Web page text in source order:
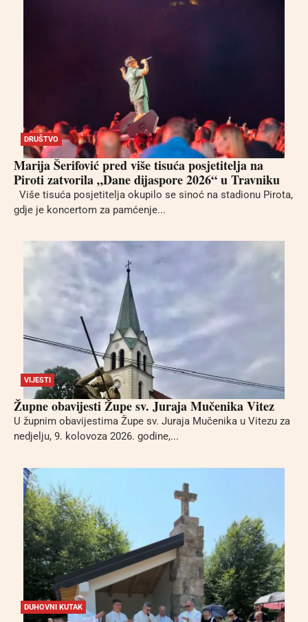
DRUŠTVO
Marija Šerifović pred više tisuća posjetitelja na
Piroti zatvorila „Dane dijaspore 2026“ u Travniku
Više tisuća posjetitelja okupilo se sinoć na stadionu Pirota,
gdje je koncertom za pamćenje...
VIJESTI
Župne obavijesti Župe sv. Juraja Mučenika Vitez
U župnim obavijestima Župe sv. Juraja Mučenika u Vitezu za
nedjelju, 9. kolovoza 2026. godine,...
DUHOVNI KUTAK